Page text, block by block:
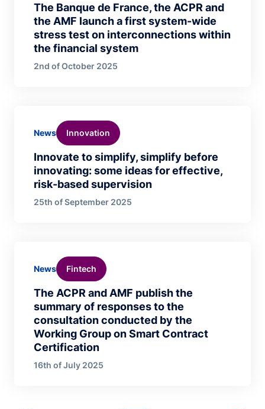
The Banque de France, the ACPR and
the AMF launch a first system-wide
stress test on interconnections within
the financial system
2nd of October 2025
Innovate to simplify, simplify before
innovating: some ideas for effective,
risk-based supervision
News Innovation
25th of September 2025
The ACPR and AMF publish the
summary of responses to the
consultation conducted by the
Working Group on Smart Contract
Certification
News Fintech
16th of July 2025